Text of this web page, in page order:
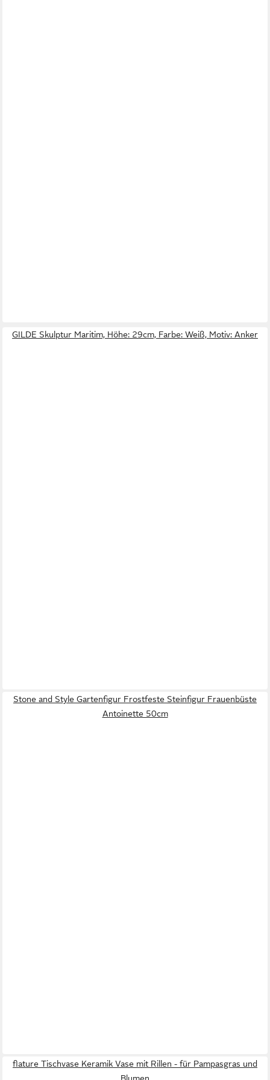
GILDE Skulptur Maritim, Höhe: 29cm, Farbe: Weiß, Motiv: Anker
Stone and Style Gartenfigur Frostfeste Steinfigur Frauenbüste
Antoinette 50cm
flature Tischvase Keramik Vase mit Rillen - für Pampasgras und